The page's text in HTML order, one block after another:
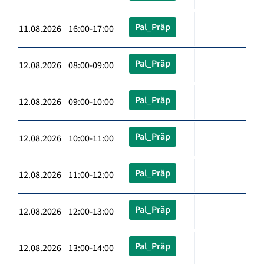
11.08.2026 16:00-17:00 Pal_Präp
12.08.2026 08:00-09:00 Pal_Präp
12.08.2026 09:00-10:00 Pal_Präp
12.08.2026 10:00-11:00 Pal_Präp
12.08.2026 11:00-12:00 Pal_Präp
12.08.2026 12:00-13:00 Pal_Präp
12.08.2026 13:00-14:00 Pal_Präp